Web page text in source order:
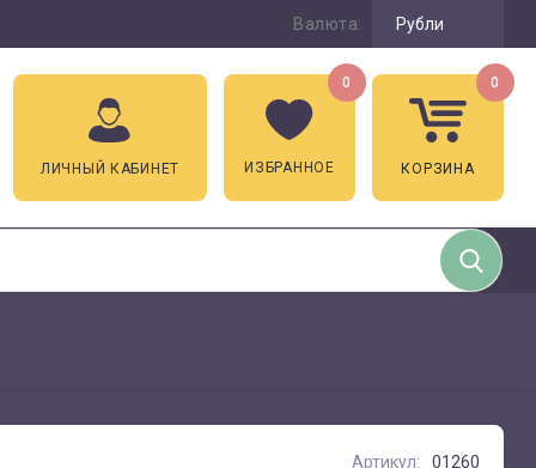
Валюта: Рубли
ЛИЧНЫЙ КАБИНЕТ ИЗБРАННОЕ
0
КОРЗИНА
0
Артикул: 01260